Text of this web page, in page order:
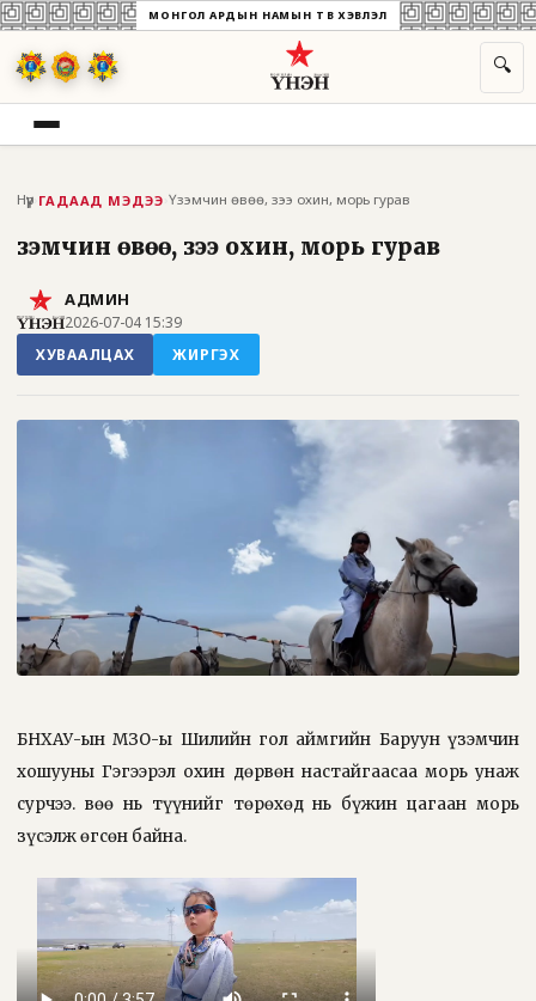
МОНГОЛ АРДЫН НАМЫН ТӨВ ХЭВЛЭЛ
🔍
Нүүр ГАДААД МЭДЭЭ Үзэмчин өвөө, зээ охин, морь гурав
Үзэмчин өвөө, зээ охин, морь гурав
АДМИН
2026-07-04 15:39
ХУВААЛЦАХ
ЖИРГЭХ
БНХАУ-ын ӨМӨЗО-ы Шилийн гол аймгийн Баруун үзэмчин
хошууны Гэгээрэл охин дөрвөн настайгаасаа морь унаж
сурчээ. Өвөө нь түүнийг төрөхөд нь бүжин цагаан морь
зүсэлж өгсөн байна.